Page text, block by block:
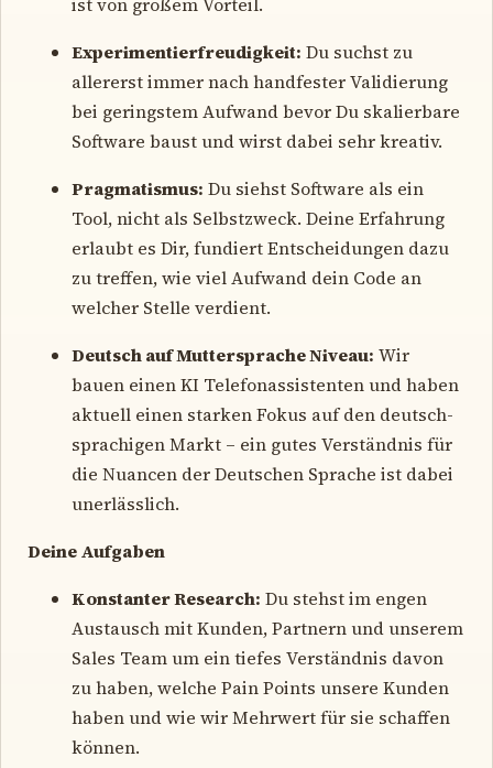
Experimentierfreudigkeit: Du suchst zu
allererst immer nach handfester Validierung
bei geringstem Aufwand bevor Du skalierbare
Software baust und wirst dabei sehr kreativ.
Pragmatismus: Du siehst Software als ein
Tool, nicht als Selbstzweck. Deine Erfahrung
erlaubt es Dir, fundiert Entscheidungen dazu
zu treffen, wie viel Aufwand dein Code an
welcher Stelle verdient.
Deutsch auf Muttersprache Niveau: Wir
bauen einen KI Telefonassistenten und haben
aktuell einen starken Fokus auf den deutsch-
sprachigen Markt – ein gutes Verständnis für
die Nuancen der Deutschen Sprache ist dabei
unerlässlich.
Deine Aufgaben
Konstanter Research: Du stehst im engen
Austausch mit Kunden, Partnern und unserem
Sales Team um ein tiefes Verständnis davon
zu haben, welche Pain Points unsere Kunden
haben und wie wir Mehrwert für sie schaffen
können.